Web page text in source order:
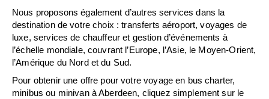
Nous proposons également d’autres services dans la
destination de votre choix : transferts aéroport, voyages de
luxe, services de chauffeur et gestion d’événements à
l’échelle mondiale, couvrant l’Europe, l’Asie, le Moyen-Orient,
l’Amérique du Nord et du Sud.
Pour obtenir une offre pour votre voyage en bus charter,
minibus ou minivan à Aberdeen, cliquez simplement sur le